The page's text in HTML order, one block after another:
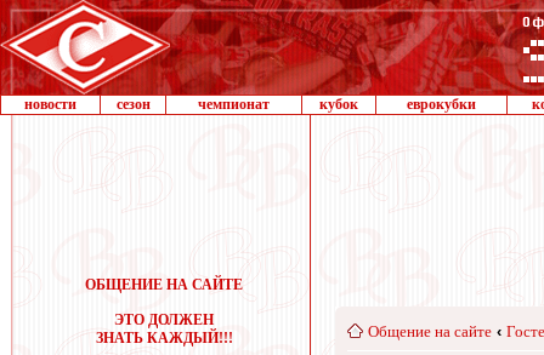
новости сезон чемпионат кубок еврокубки
ОБЩЕНИЕ НА САЙТЕ
ЭТО ДОЛЖЕН
ЗНАТЬ КАЖДЫЙ!!!
Общение на сайте ‹